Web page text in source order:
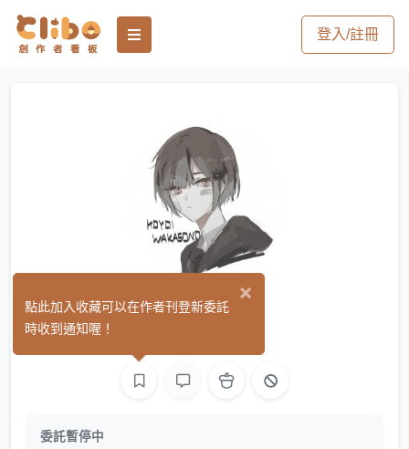
登入/註冊
0x2f (0)
委託暫停中
×
點此加入收藏可以在作者刊登新委託
時收到通知喔！